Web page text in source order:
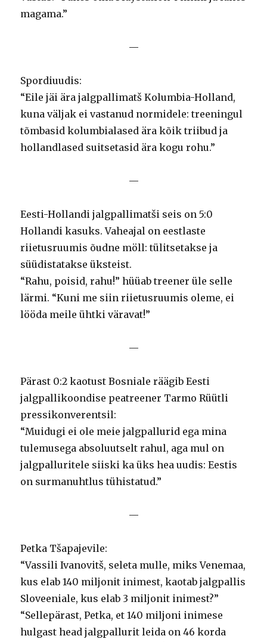
magama.”
—
Spordiuudis:
“Eile jäi ära jalgpallimatš Kolumbia-Holland,
kuna väljak ei vastanud normidele: treeningul
tõmbasid kolumbialased ära kõik triibud ja
hollandlased suitsetasid ära kogu rohu.”
—
Eesti-Hollandi jalgpallimatši seis on 5:0
Hollandi kasuks. Vaheajal on eestlaste
riietusruumis õudne möll: tülitsetakse ja
süüdistatakse üksteist.
“Rahu, poisid, rahu!” hüüab treener üle selle
lärmi. “Kuni me siin riietusruumis oleme, ei
lööda meile ühtki väravat!”
—
Pärast 0:2 kaotust Bosniale räägib Eesti
jalgpallikoondise peatreener Tarmo Rüütli
pressikonverentsil:
“Muidugi ei ole meie jalgpallurid ega mina
tulemusega absoluutselt rahul, aga mul on
jalgpalluritele siiski ka üks hea uudis: Eestis
on surmanuhtlus tühistatud.”
—
Petka Tšapajevile:
“Vassili Ivanovitš, seleta mulle, miks Venemaa,
kus elab 140 miljonit inimest, kaotab jalgpallis
Sloveeniale, kus elab 3 miljonit inimest?”
“Sellepärast, Petka, et 140 miljoni inimese
hulgast head jalgpallurit leida on 46 korda